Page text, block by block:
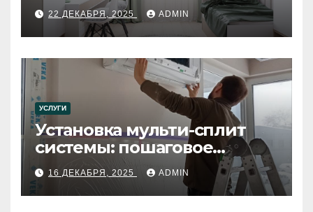
22 ДЕКАБРЯ, 2025 ADMIN
УСЛУГИ
Установка мульти-сплит
системы: пошаговое
руководство
16 ДЕКАБРЯ, 2025 ADMIN